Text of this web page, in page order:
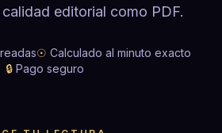
editorial como PDF.
☉ Calculado al minuto exacto
🔒Pago seguro